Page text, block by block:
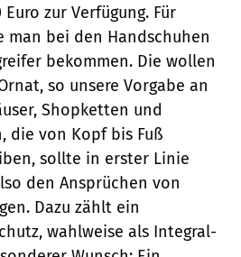
zur Verfügung. Für
man bei den Handschuhen
bekommen. Die wollen
so unsere Vorgabe an
Shopketten und
die von Kopf bis Fuß
sollte in erster Linie
den Ansprüchen von
Dazu zählt ein
wahlweise als Integral-